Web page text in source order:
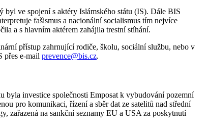
byl ve spojení s aktéry Islámského státu (IS). Dále BIS
fašismus a nacionální socialismus tím nejvíce
a s hlavním aktérem zahájila trestní stíhání.
přístup zahrnující rodiče, školu, sociální službu, nebo v
přes e-mail prevence@bis.cz.
byla investice společnosti Emposat k vybudování pozemní
pro komunikaci, řízení a sběr dat ze satelitů nad střední
zařazená na sankční seznamy EU a USA za poskytnutí